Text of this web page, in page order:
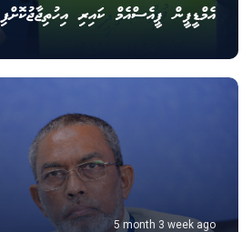
އެމްޑީޕީން ޕީއެސްއެމް ކައިރި އިހުތިޖާޖުކޮށްފި
5 month 3 week ago